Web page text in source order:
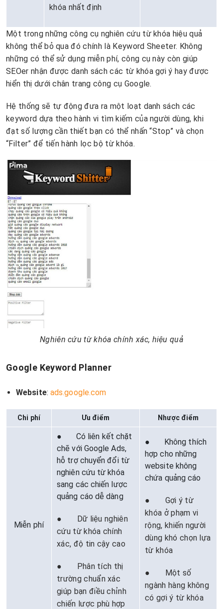
khóa nhất định
Một trong những công cụ nghiên cứu từ khóa hiệu quả
không thể bỏ qua đó chính là Keyword Sheeter. Không
những có thể sử dụng miễn phí, công cụ này còn giúp
SEOer nhận được danh sách các từ khóa gợi ý hay được
hiển thị dưới chân trang công cụ Google.
Hệ thống sẽ tự động đưa ra một loạt danh sách các
keyword dựa theo hành vi tìm kiếm của người dùng, khi
đạt số lượng cần thiết bạn có thể nhấn “Stop” và chọn
“Filter” để tiến hành lọc bộ từ khóa.
Nghiên cứu từ khóa chính xác, hiệu quả
Google Keyword Planner
Website: ads.google.com
Chi phí Ưu điểm Nhược điểm
Miễn phí
● Có liên kết chặt
chẽ với Google Ads,
hỗ trợ chuyển đổi từ
nghiên cứu từ khóa
sang các chiến lược
quảng cáo dễ dàng
● Dữ liệu nghiên
cứu từ khóa chính
xác, độ tin cậy cao
● Phân tích thị
trường chuẩn xác
giúp bạn điều chỉnh
chiến lược phù hợp
● Không thích
hợp cho những
website không
chứa quảng cáo
● Gợi ý từ
khóa ở phạm vi
rộng, khiến người
dùng khó chọn lựa
từ khóa
● Một số
ngành hàng không
có gợi ý từ khóa